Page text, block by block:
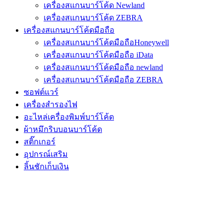
เครื่องสแกนบาร์โค้ด Newland
เครื่องสแกนบาร์โค้ด ZEBRA
เครื่องสแกนบาร์โค้ดมือถือ
เครื่องสแกนบาร์โค้ดมือถือHoneywell
เครื่องสแกนบาร์โค้ดมือถือ iData
เครื่องสแกนบาร์โค้ดมือถือ newland
เครื่องสแกนบาร์โค้ดมือถือ ZEBRA
ซอฟต์แวร์
เครื่องสำรองไฟ
อะไหล่เครื่องพิมพ์บาร์โค้ด
ผ้าหมึกริบบอนบาร์โค้ด
สติ๊กเกอร์
อุปกรณ์เสริม
ลิ้นชักเก็บเงิน